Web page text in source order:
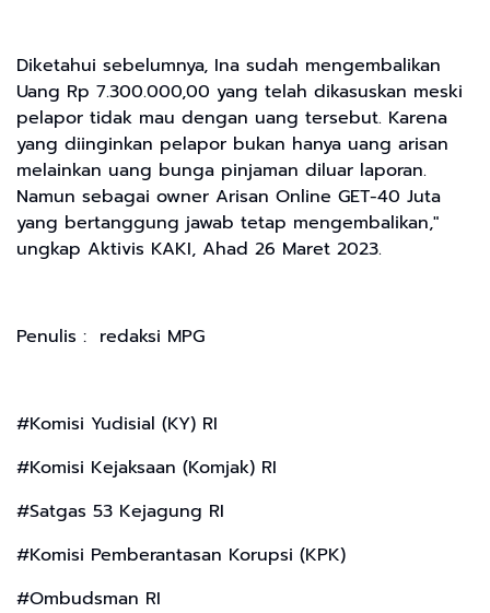
Diketahui sebelumnya, Ina sudah mengembalikan
Uang Rp 7.300.000,00 yang telah dikasuskan meski
pelapor tidak mau dengan uang tersebut. Karena
yang diinginkan pelapor bukan hanya uang arisan
melainkan uang bunga pinjaman diluar laporan.
Namun sebagai owner Arisan Online GET-40 Juta
yang bertanggung jawab tetap mengembalikan,"
ungkap Aktivis KAKI, Ahad 26 Maret 2023.
Penulis : redaksi MPG
#Komisi Yudisial (KY) RI
#Komisi Kejaksaan (Komjak) RI
#Satgas 53 Kejagung RI
#Komisi Pemberantasan Korupsi (KPK)
#Ombudsman RI